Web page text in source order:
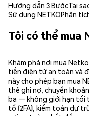
Hướng dẫn 3 BướcTại
Sử dụng NETKOPhân
Tôi có thể mua
Khám phá nơi mua
tiền điện tử an toàn và
này cho phép bạn mua
thẻ ghi nợ, chuyển
ba — không giới hạn tối
tố (2FA), kiểm toán dự